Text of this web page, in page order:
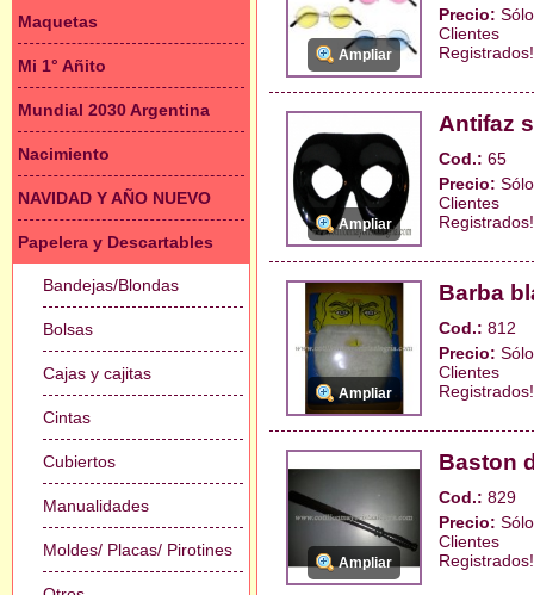
Maquetas
Mi 1° Añito
Mundial 2030 Argentina
Nacimiento
NAVIDAD Y AÑO NUEVO
Papelera y Descartables
Bandejas/Blondas
Bolsas
Cajas y cajitas
Cintas
Cubiertos
Manualidades
Moldes/ Placas/ Pirotines
Ampliar
Precio:
Clientes
Registrados!
Ampliar
Antifaz
Cod.: 65
Precio:
Clientes
Registrados!
Ampliar
Barba
Cod.: 812
Precio:
Clientes
Registrados!
Ampliar
Baston
Cod.: 829
Precio:
Clientes
Registrados!